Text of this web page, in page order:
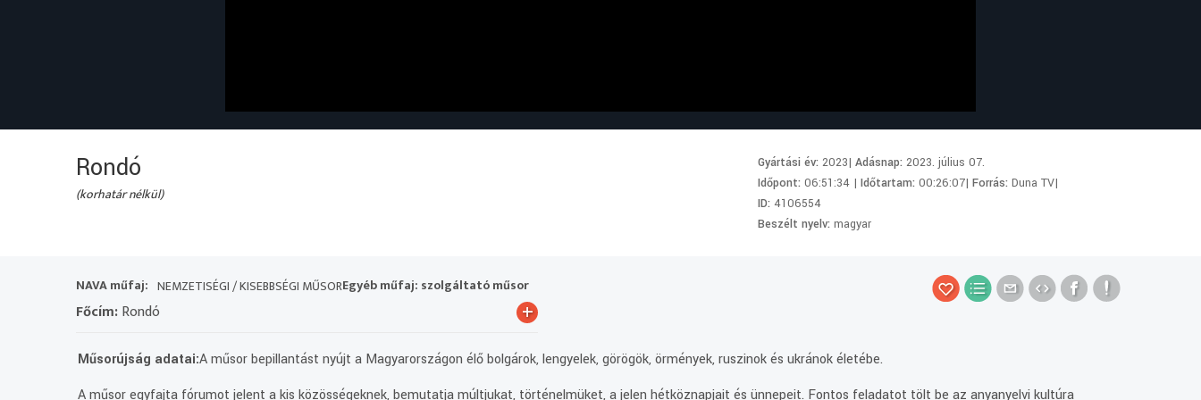
Rondó
(korhatár nélkül)
Gyártási év:2023|Adásnap:2023. július 07.
Időpont:06:51:34 |Időtartam:00:26:07|Forrás:Duna TV|
ID:4106554
Beszélt nyelv:magyar
NAVA műfaj: NEMZETISÉGI / KISEBBSÉGI MŰSOREgyéb műfaj: szolgáltató műsor
Főcím:Rondó +
Műsorújság adatai:A műsor bepillantást nyújt a Magyarországon élő bolgárok, lengyelek, görögök, örmények, ruszinok és ukránok életébe.
A műsor egyfajta fórumot jelent a kis közösségeknek, bemutatja múltjukat, történelmüket, a jelen hétköznapjait és ünnepeit. Fontos feladatot tölt be az anyanyelvi kultúra